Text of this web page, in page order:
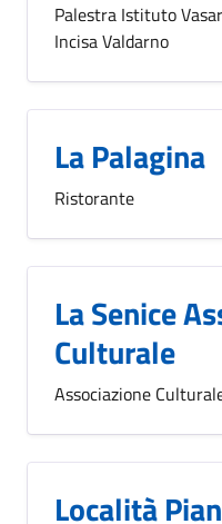
Palestra Istituto
Incisa Valdarno
La Palagina
Ristorante
La Senice
Culturale
Associazione
Località